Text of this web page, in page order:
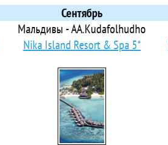
4* Aes Club
3* Afflon Hotels Loft City
3* Af-Ra Hotel
3* Afsa Via Terra Sunrise
4* Afytos Bodrum City
4* Afytos Bodrum Hotel
3* AG Hotels Antalya
3* Agon Hotel
Apts Agva Apart Hotel
Сентябрь
Мальдивы - AA.Kudafolhudho
Nika Island Resort & Spa 5*